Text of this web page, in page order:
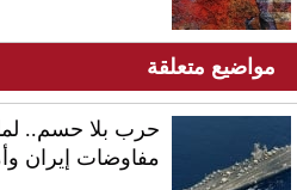
مواضيع متعلقة
حرب بلا حسم..
مفاوضات إيران